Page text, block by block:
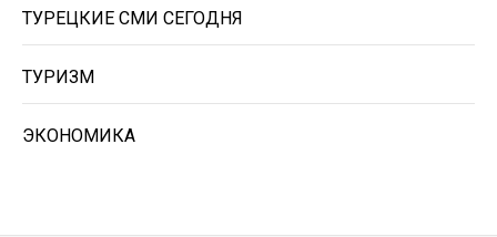
ТУРЕЦКИЕ СМИ СЕГОДНЯ
ТУРИЗМ
ЭКОНОМИКА